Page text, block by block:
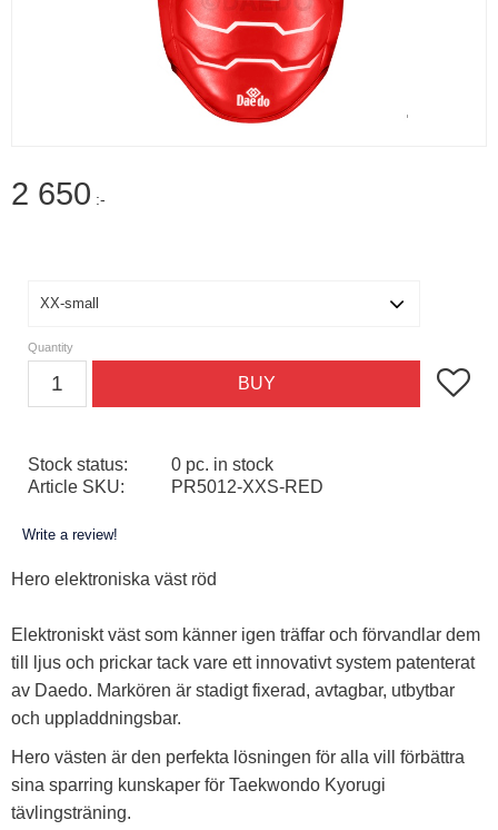
2 650 :-
Quantity
BUY Add to
Stock status
0 pc. in stock
Article SKU
PR5012-XXS-RED
Write a review!
Hero elektroniska väst röd
Elektroniskt väst som känner igen träffar och förvandlar dem
till ljus och prickar tack vare ett innovativt system patenterat
av Daedo. Markören är stadigt fixerad, avtagbar, utbytbar
och uppladdningsbar.
Hero västen är den perfekta lösningen för alla vill förbättra
sina sparring kunskaper för Taekwondo Kyorugi
tävlingsträning.